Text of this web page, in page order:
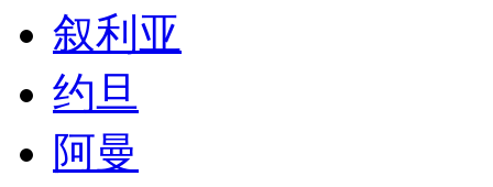
叙利亚
约旦
阿曼